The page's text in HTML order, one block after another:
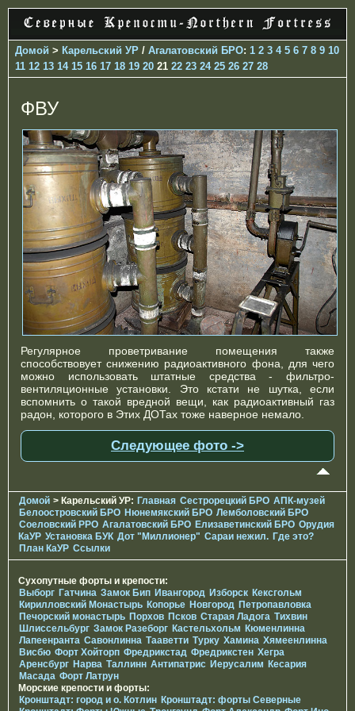
Домой > Карельский УР / Агалатовский БРО: 1 2 3 4 5 6 7 8 9 10
11 12 13 14 15 16 17 18 19 20 21 22 23 24 25 26 27 28
ФВУ
Регулярное проветривание помещения также
способствовует снижению радиоактивного фона, для чего
можно использовать штатные средства - фильтро-
вентиляционные установки. Это кстати не шутка, если
вспомнить о такой вредной вещи, как радиоактивный газ
радон, которого в Этих ДОТах тоже наверное немало.
Следующее фото ->
Домой > Карельский УР: Главная Сестрорецкий БРО АПК-музей
Белоостровский БРО Нюнемякский БРО Лемболовский БРО
Соеловский РРО Агалатовский БРО Елизаветинcкий БРО Орудия
КаУР Установка БУК Дот "Миллионер" Сараи нежил. Где это?
План КаУР Ссылки
Сухопутные форты и крепости:
Выборг Гатчина Замок Бип Ивангород Изборск Кексгольм
Кирилловский Монастырь Копорье Новгород Петропавловка
Печорcкий монастырь Порхов Псков Старая Ладога Тихвин
Шлиссельбург Замок Разеборг Кастельхольм Кюменлинна
Лапеенранта Савонлинна Тааветти Турку Хамина Хямеенлинна
Висбю Форт Хойторп Фредрикстад Фредрикстен Хегра
Аренсбург Нарва Таллинн Антипатрис Иерусалим Кесария
Масада Форт Латрун
Морские крепости и форты:
Кронштадт: город и о. Котлин Кронштадт: форты Северные